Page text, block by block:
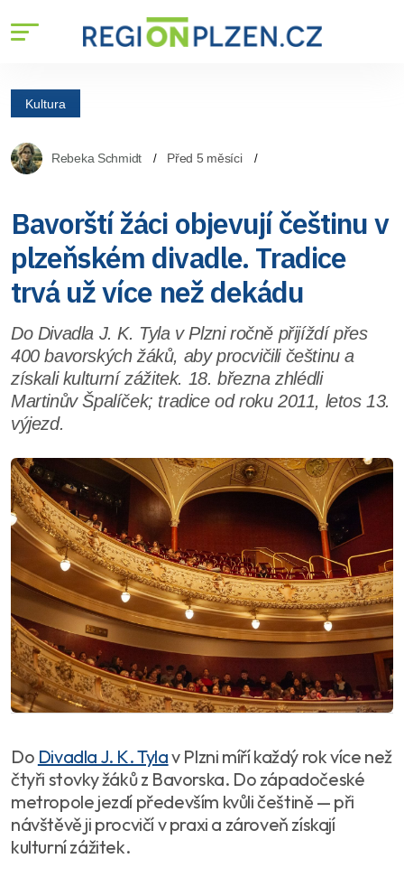
Kultura
Rebeka Schmidt Před 5 měsíci
Bavorští žáci objevují češtinu v
plzeňském divadle. Tradice
trvá už více než dekádu
Do Divadla J. K. Tyla v Plzni ročně přijíždí přes
400 bavorských žáků, aby procvičili češtinu a
získali kulturní zážitek. 18. března zhlédli
Martinův Špalíček; tradice od roku 2011, letos 13.
výjezd.
Do Divadla J. K. Tylav Plzni míří každý rok více než
čtyři stovky žáků z Bavorska. Do západočeské
metropole jezdí především kvůli češtině — při
návštěvě ji procvičí v praxi a zároveň získají
kulturní zážitek.